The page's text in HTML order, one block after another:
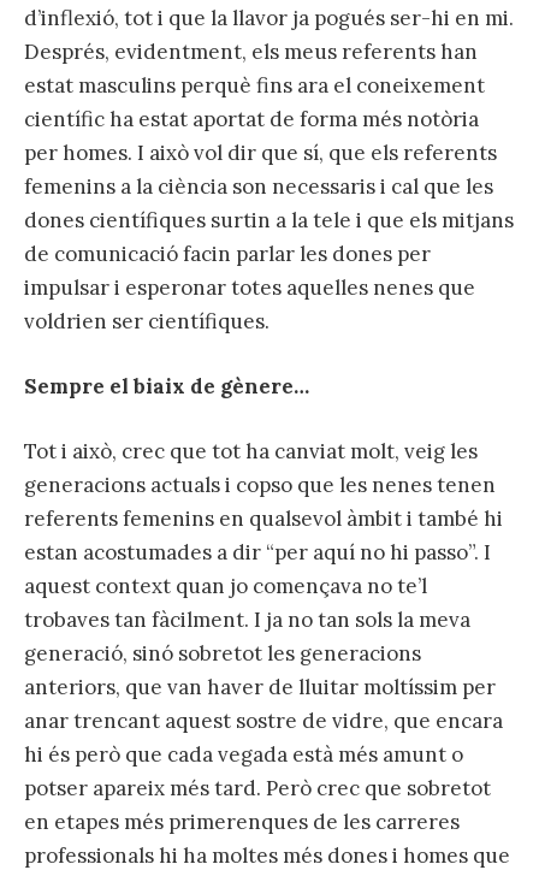
d’inflexió, tot i que la llavor ja pogués ser-hi en mi.
Després, evidentment, els meus referents han
estat masculins perquè fins ara el coneixement
científic ha estat aportat de forma més notòria
per homes. I això vol dir que sí, que els referents
femenins a la ciència son necessaris i cal que les
dones científiques surtin a la tele i que els mitjans
de comunicació facin parlar les dones per
impulsar i esperonar totes aquelles nenes que
voldrien ser científiques.
Sempre el biaix de gènere…
Tot i això, crec que tot ha canviat molt, veig les
generacions actuals i copso que les nenes tenen
referents femenins en qualsevol àmbit i també hi
estan acostumades a dir “per aquí no hi passo”. I
aquest context quan jo començava no te’l
trobaves tan fàcilment. I ja no tan sols la meva
generació, sinó sobretot les generacions
anteriors, que van haver de lluitar moltíssim per
anar trencant aquest sostre de vidre, que encara
hi és però que cada vegada està més amunt o
potser apareix més tard. Però crec que sobretot
en etapes més primerenques de les carreres
professionals hi ha moltes més dones i homes que